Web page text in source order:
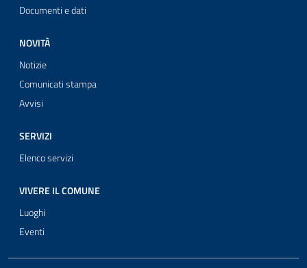
Documenti e dati
NOVITÀ
Notizie
Comunicati stampa
Avvisi
SERVIZI
Elenco servizi
VIVERE IL COMUNE
Luoghi
Eventi